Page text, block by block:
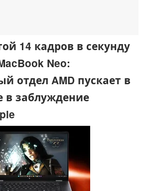
14 кадров в секунду
Neo:
отдел AMD пускает в
в заблуждение